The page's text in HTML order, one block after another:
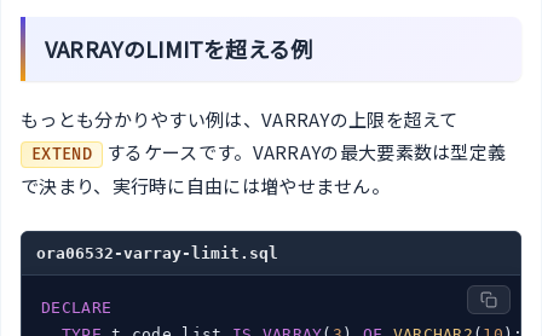
VARRAYのLIMITを超える例
もっとも分かりやすい例は、VARRAYの上限を超えて
EXTEND するケースです。VARRAYの最大要素数は型定義
で決まり、実行時に自由には増やせません。
ora06532-varray-limit.sql
DECLARE